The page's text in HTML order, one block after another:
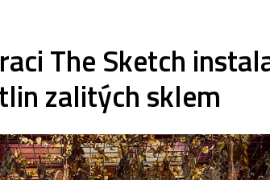
The Sketch
zalitých sklem